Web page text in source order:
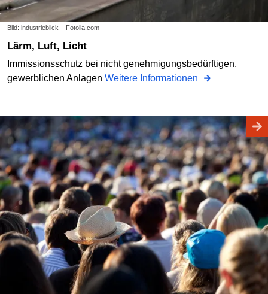
Bild: industrieblick – Fotolia.com
Lärm, Luft, Licht
Immissionsschutz bei nicht genehmigungsbedürftigen,
gewerblichen Anlagen Weitere Informationen